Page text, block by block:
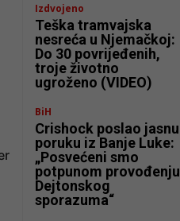
Izdvojeno
Teška tramvajska
nesreća u Njemačkoj:
Do 30 povrijeđenih,
troje životno
ugroženo (VIDEO)
BiH
Crishock poslao jasnu
poruku iz Banje Luke:
„Posvećeni smo
potpunom provođenju
Dejtonskog
sporazuma“